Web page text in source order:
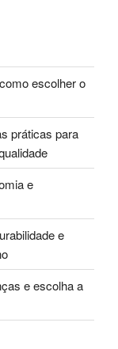
escolher o
práticas para
e
e
e escolha a